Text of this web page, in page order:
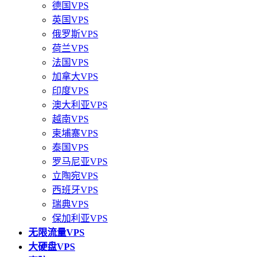
德国VPS
英国VPS
俄罗斯VPS
荷兰VPS
法国VPS
加拿大VPS
印度VPS
澳大利亚VPS
越南VPS
柬埔寨VPS
泰国VPS
罗马尼亚VPS
立陶宛VPS
西班牙VPS
瑞典VPS
保加利亚VPS
无限流量VPS
大硬盘VPS